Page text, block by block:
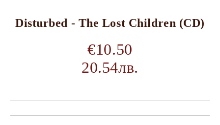
Disturbed - The Lost Children (CD)
€10.50
20.54лв.